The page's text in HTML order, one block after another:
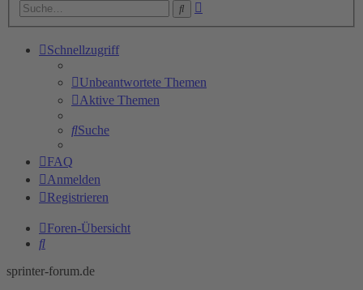
Suche
Schnellzugriff
Unbeantwortete Themen
Aktive Themen
Suche
FAQ
Anmelden
Registrieren
Foren-Übersicht
Suche
sprinter-forum.de